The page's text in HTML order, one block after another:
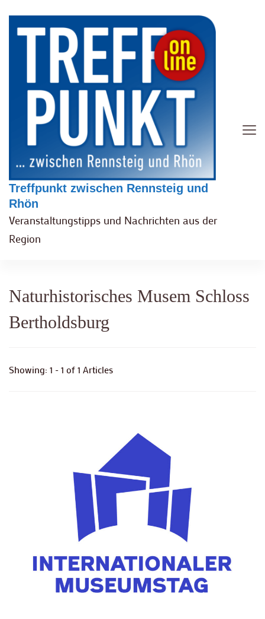
Treffpunkt zwischen Rennsteig und
Rhön
Veranstaltungstipps und Nachrichten aus der
Region
Naturhistorisches Musem Schloss
Bertholdsburg
Showing: 1 - 1 of 1 Articles